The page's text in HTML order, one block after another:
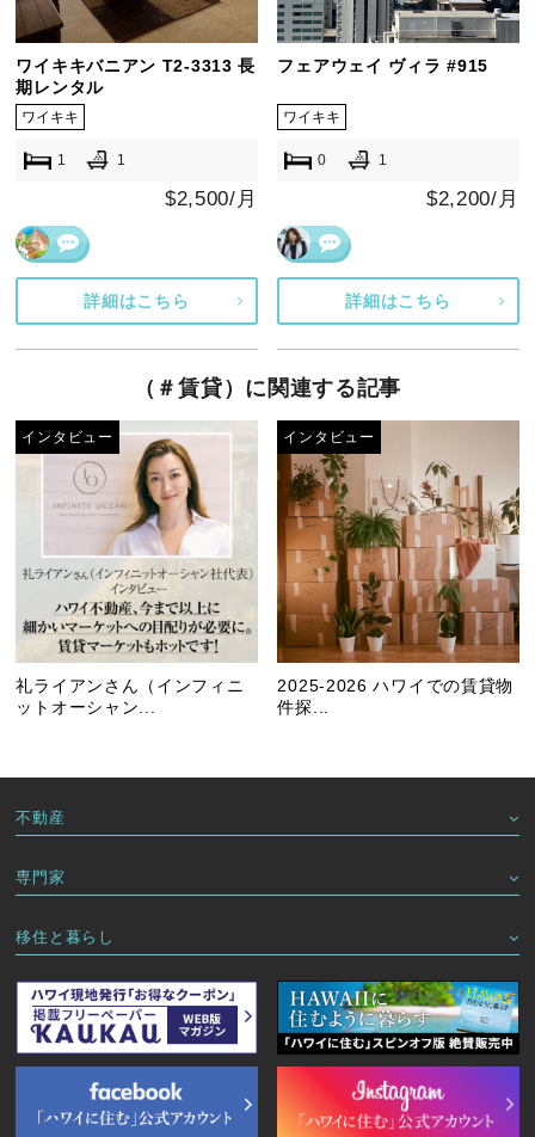
ワイキキバニアン T2-3313 長
期レンタル
ワイキキ
1 1
$2,500/月
詳細はこちら
フェアウェイ ヴィラ #915
ワイキキ
0 1
$2,200/月
詳細はこちら
（＃賃貸）に関連する記事
インタビュー
礼ライアンさん（インフィニ
ットオーシャン...
インタビュー
2025-2026 ハワイでの賃貸物
件探...
不動産
専門家
移住と暮らし